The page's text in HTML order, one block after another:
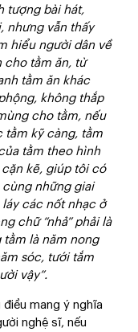
tượng bài hát,
nhưng vẫn thấy
hiểu người dân về
cho tằm ăn, từ
tằm ăn khác
không thắp
cho tằm, nếu
tằm kỹ càng, tằm
tằm theo hình
kẽ, giúp tôi có
những giai
các nốt nhạc ở
chữ “nhả” phải là
tằm là năm nong
sóc, tưới tắm
vậy”.
mang ý nghĩa
nghệ sĩ, nếu